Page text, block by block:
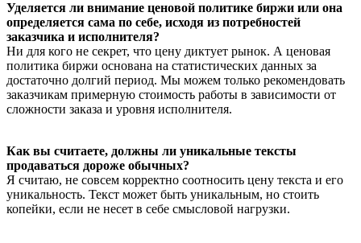
Уделяется ли внимание ценовой политике биржи или она
определяется сама по себе, исходя из потребностей
заказчика и исполнителя?
Ни для кого не секрет, что цену диктует рынок. А ценовая
политика биржи основана на статистических данных за
достаточно долгий период. Мы можем только рекомендовать
заказчикам примерную стоимость работы в зависимости от
сложности заказа и уровня исполнителя.
Как вы считаете, должны ли уникальные тексты
продаваться дороже обычных?
Я считаю, не совсем корректно соотносить цену текста и его
уникальность. Текст может быть уникальным, но стоить
копейки, если не несет в себе смысловой нагрузки.